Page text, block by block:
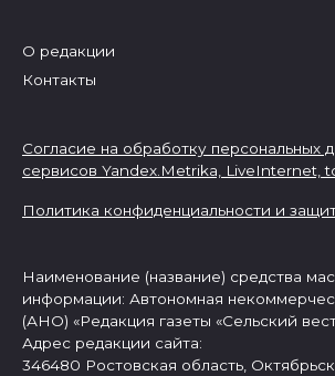
О редакции
Контакты
Согласие на обработку персональных
сервисов Yandex.Metrika, LiveInternet,
Политика конфиденциальности и
Наименование (название) средства
информации: Автономная
(АНО) «Редакция газеты «Сельский
Адрес редакции сайта:
346480 Ростовская область,